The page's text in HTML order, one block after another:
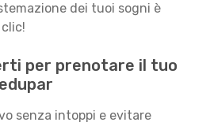
dei tuoi sogni è
per prenotare il tuo
senza intoppi e evitare